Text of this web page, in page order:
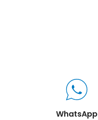
WhatsApp